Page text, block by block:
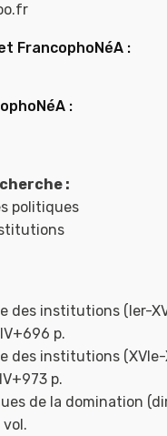
FrancophoNéA :
:
:
politiques
des institutions (Ier-
p.
des institutions (XVIe-
p.
de la domination
vol.